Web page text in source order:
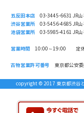
五反田本店 03-3445-6631 JR
渋谷営業所 03-5456-4685 JR
池袋営業所 03-5985-4161 JR
営業時間 10:00～19:00 定休
古物営業許可番号 東京都公安
copyright © 2017 東京都渋谷